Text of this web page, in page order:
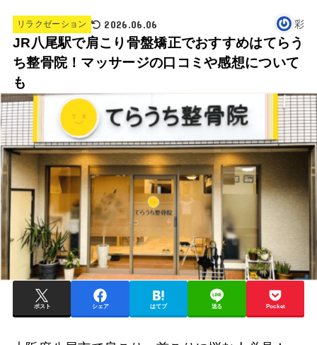
リラクゼーション 2026.06.06 彩
JR八尾駅で肩こり骨盤矯正でおすすめはてらう
ち整骨院！マッサージの口コミや感想について
も
ポスト シェア はてブ 送る Pocket